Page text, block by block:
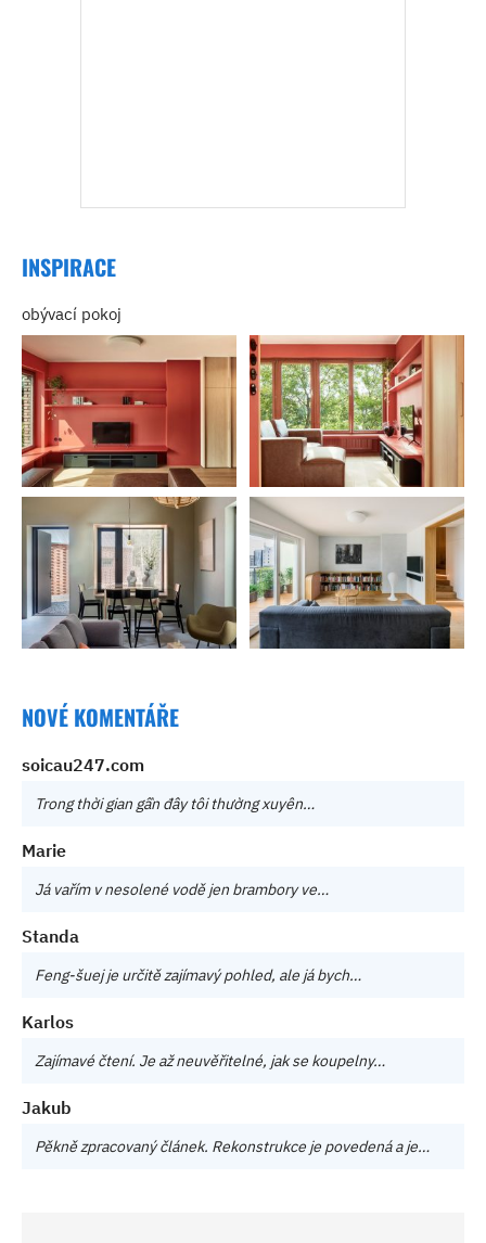
INSPIRACE
obývací pokoj
NOVÉ KOMENTÁŘE
soicau247.com
Trong thời gian gần đây tôi thường xuyên…
Marie
Já vařím v nesolené vodě jen brambory ve…
Standa
Feng-šuej je určitě zajímavý pohled, ale já bych…
Karlos
Zajímavé čtení. Je až neuvěřitelné, jak se koupelny…
Jakub
Pěkně zpracovaný článek. Rekonstrukce je povedená a je…